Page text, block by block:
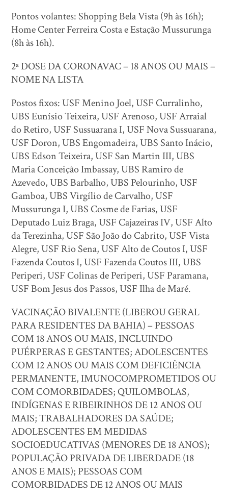
Pontos volantes: Shopping Bela Vista (9h às 16h);
Home Center Ferreira Costa e Estação Mussurunga
(8h às 16h).
2ª DOSE DA CORONAVAC – 18 ANOS OU MAIS –
NOME NA LISTA
Postos fixos: USF Menino Joel, USF Curralinho,
UBS Eunísio Teixeira, USF Arenoso, USF Arraial
do Retiro, USF Sussuarana I, USF Nova Sussuarana,
USF Doron, UBS Engomadeira, UBS Santo Inácio,
UBS Edson Teixeira, USF San Martin III, UBS
Maria Conceição Imbassay, UBS Ramiro de
Azevedo, UBS Barbalho, UBS Pelourinho, USF
Gamboa, UBS Virgílio de Carvalho, USF
Mussurunga I, UBS Cosme de Farias, USF
Deputado Luiz Braga, USF Cajazeiras IV, USF Alto
da Terezinha, USF São João do Cabrito, USF Vista
Alegre, USF Rio Sena, USF Alto de Coutos I, USF
Fazenda Coutos I, USF Fazenda Coutos III, UBS
Periperi, USF Colinas de Periperi, USF Paramana,
USF Bom Jesus dos Passos, USF Ilha de Maré.
VACINAÇÃO BIVALENTE (LIBEROU GERAL
PARA RESIDENTES DA BAHIA) – PESSOAS
COM 18 ANOS OU MAIS, INCLUINDO
PUÉRPERAS E GESTANTES; ADOLESCENTES
COM 12 ANOS OU MAIS COM DEFICIÊNCIA
PERMANENTE, IMUNOCOMPROMETIDOS OU
COM COMORBIDADES; QUILOMBOLAS,
INDÍGENAS E RIBEIRINHOS DE 12 ANOS OU
MAIS; TRABALHADORES DA SAÚDE;
ADOLESCENTES EM MEDIDAS
SOCIOEDUCATIVAS (MENORES DE 18 ANOS);
POPULAÇÃO PRIVADA DE LIBERDADE (18
ANOS E MAIS); PESSOAS COM
COMORBIDADES DE 12 ANOS OU MAIS